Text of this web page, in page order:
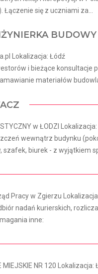
Łączenie się z uczniami za...
BUDOWY
Lokalizacja: Łódź
i bieżące
materiałów
w ŁODZI
wewnątrz budynku
biurek - z wyjątkiem
Pracy w Zgierzu
nadań kurierskich,
inne:
NR 120 Lokalizacja: